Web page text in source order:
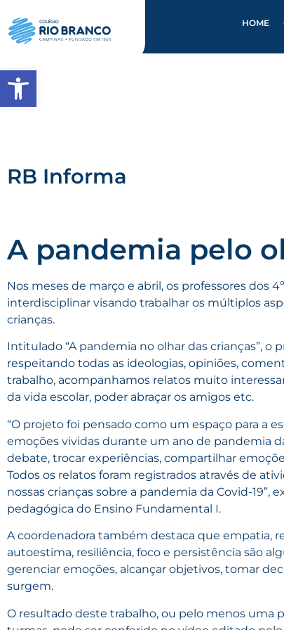
HOME
RB Informa
A pandemia pelo
Nos meses de março e abril, os professores dos
interdisciplinar visando trabalhar os múltiplos
crianças.
Intitulado “A pandemia no olhar das crianças”,
respeitando todas as ideologias, opiniões,
trabalho, acompanhamos relatos muito
da vida escolar, poder abraçar os amigos etc.
“O projeto foi pensado como um espaço para a
emoções vividas durante um ano de pandemia
debate, trocar experiências, compartilhar
Todos os relatos foram registrados através de
nossas crianças sobre a pandemia da Covid-19”,
pedagógica do Ensino Fundamental I.
A coordenadora também destaca que empatia,
autoestima, resiliência, foco e persistência são
gerenciar emoções, alcançar objetivos, tomar
surgem.
O resultado deste trabalho, ou pelo menos uma
Abrir a barra de ferramentas